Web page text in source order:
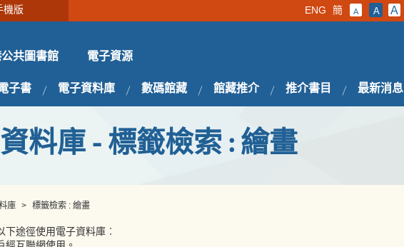
機版 ENG 簡 A A A
共圖書館 電子資源
子書 電子資料庫 數碼館藏 館藏推介 推介書目 最新消息
料庫 - 標籤檢索 : 繪畫
庫 > 標籤檢索 : 繪畫
下途徑使用電子資料庫︰